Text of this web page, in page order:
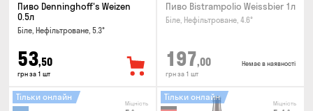
Пиво Denninghoff's Weizen
0.5л
Біле, Нефільтроване, 5.3°
53,50
грн за 1 шт
Пиво Bistrampolio Weissbier 1л
Біле, Нефільтроване, 4.6°
197,00
грн за 1 шт
Немає в наявності
Міцність
Тільки онлайн
Міцність
Тільки онлайн